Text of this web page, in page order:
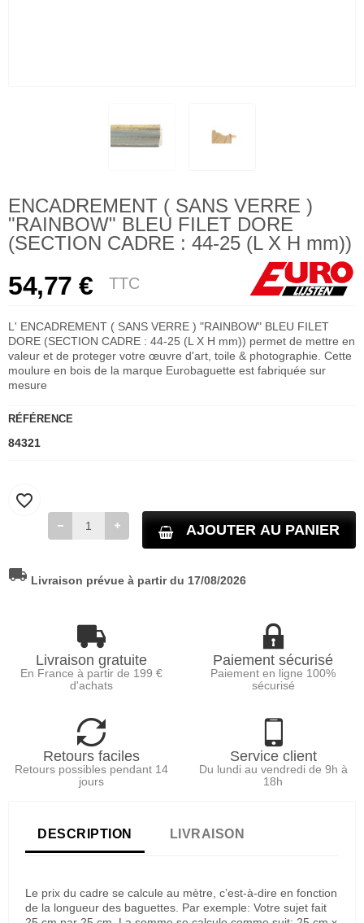
ENCADREMENT ( SANS VERRE )
"RAINBOW" BLEU FILET DORE
(SECTION CADRE : 44-25 (L X H mm))
54,77 € TTC
L' ENCADREMENT ( SANS VERRE ) "RAINBOW" BLEU FILET
DORE (SECTION CADRE : 44-25 (L X H mm)) permet de mettre en
valeur et de proteger votre œuvre d'art, toile & photographie. Cette
moulure en bois de la marque Eurobaguette est fabriquée sur
mesure
RÉFÉRENCE
84321
AJOUTER AU PANIER
favorite_border
local_shipping Livraison prévue à partir du 17/08/2026
Livraison gratuite
En France à partir de 199 €
d'achats
Paiement sécurisé
Paiement en ligne 100%
sécurisé
Retours faciles
Retours possibles pendant 14
jours
Service client
Du lundi au vendredi de 9h à
18h
DESCRIPTION LIVRAISON
Le prix du cadre se calcule au mètre, c’est-à-dire en fonction
de la longueur des baguettes. Par exemple: Votre sujet fait